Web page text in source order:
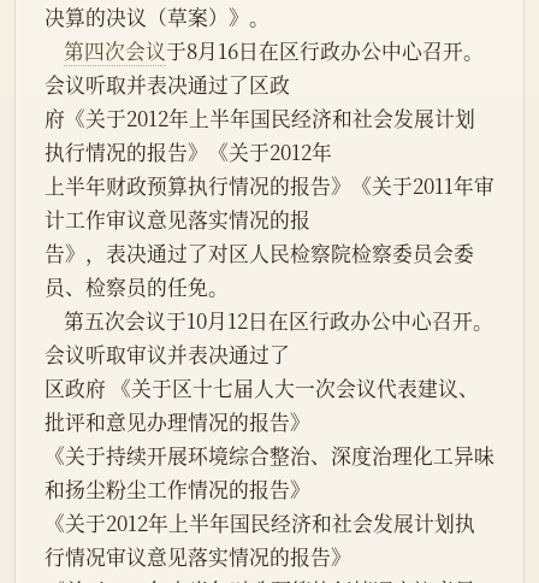
决算的决议（草案）》。
第四次会议于8月16日在区行政办公中心召开。
会议听取并表决通过了区政
府《关于2012年上半年国民经济和社会发展计划
执行情况的报告》《关于2012年
上半年财政预算执行情况的报告》《关于2011年审
计工作审议意见落实情况的报
告》，表决通过了对区人民检察院检察委员会委
员、检察员的任免。
会议听取审议并表决通过了
区政府 《关于区十七届人大一次会议代表建议、
批评和意见办理情况的报告》
《关于持续开展环境综合整治、深度治理化工异味
和扬尘粉尘工作情况的报告》
《关于2012年上半年国民经济和社会发展计划执
行情况审议意见落实情况的报告》